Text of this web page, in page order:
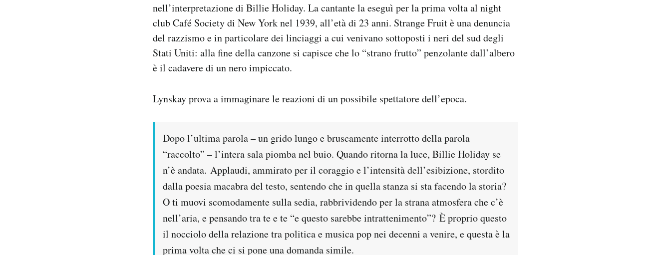
nell’interpretazione di Billie Holiday. La cantante la eseguì per la prima volta al night
club Café Society di New York nel 1939, all’età di 23 anni. Strange Fruit è una denuncia
del razzismo e in particolare dei linciaggi a cui venivano sottoposti i neri del sud degli
Stati Uniti: alla fine della canzone si capisce che lo “strano frutto” penzolante dall’albero
è il cadavere di un nero impiccato.
Lynskay prova a immaginare le reazioni di un possibile spettatore dell’epoca.
Dopo l’ultima parola – un grido lungo e bruscamente interrotto della parola
“raccolto” – l’intera sala piomba nel buio. Quando ritorna la luce, Billie Holiday se
n’è andata. Applaudi, ammirato per il coraggio e l’intensità dell’esibizione, stordito
dalla poesia macabra del testo, sentendo che in quella stanza si sta facendo la storia?
O ti muovi scomodamente sulla sedia, rabbrividendo per la strana atmosfera che c’è
nell’aria, e pensando tra te e te “e questo sarebbe intrattenimento”? È proprio questo
il nocciolo della relazione tra politica e musica pop nei decenni a venire, e questa è la
prima volta che ci si pone una domanda simile.